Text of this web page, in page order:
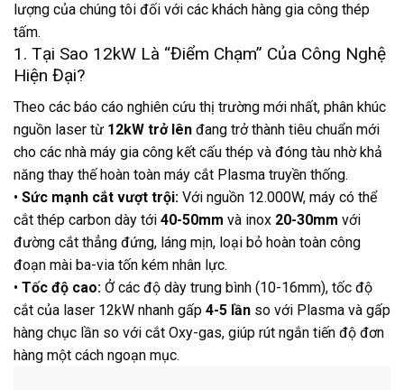
lượng của chúng tôi đối với các khách hàng gia công thép
tấm.
1. Tại Sao 12kW Là “Điểm Chạm” Của Công Nghệ
Hiện Đại?
Theo các báo cáo nghiên cứu thị trường mới nhất, phân khúc
nguồn laser từ 12kW trở lên đang trở thành tiêu chuẩn mới
cho các nhà máy gia công kết cấu thép và đóng tàu nhờ khả
năng thay thế hoàn toàn máy cắt Plasma truyền thống.
• Sức mạnh cắt vượt trội: Với nguồn 12.000W, máy có thể
cắt thép carbon dày tới 40-50mm và inox 20-30mm với
đường cắt thẳng đứng, láng mịn, loại bỏ hoàn toàn công
đoạn mài ba-via tốn kém nhân lực.
• Tốc độ cao: Ở các độ dày trung bình (10-16mm), tốc độ
cắt của laser 12kW nhanh gấp 4-5 lần so với Plasma và gấp
hàng chục lần so với cắt Oxy-gas, giúp rút ngắn tiến độ đơn
hàng một cách ngoạn mục.